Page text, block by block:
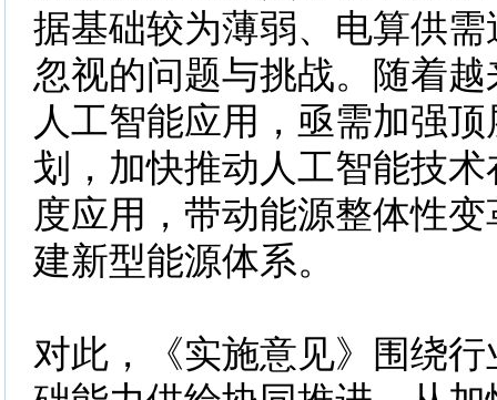
据基础较为薄弱、电算供
忽视的问题与挑战。随着
人工智能应用，亟需加强
划，加快推动人工智能技
度应用，带动能源整体性
建新型能源体系。
对此，《实施意见》围绕